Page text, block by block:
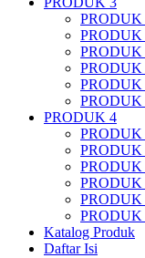
PRODUK
PRODUK 4
PRODUK
Katalog Produk
Daftar Isi